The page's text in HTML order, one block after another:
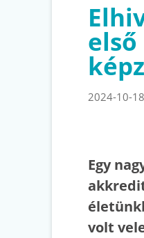
2024-10-18
Egy
volt